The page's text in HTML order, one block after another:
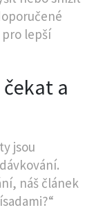
lepší
a
jsou
náš článek